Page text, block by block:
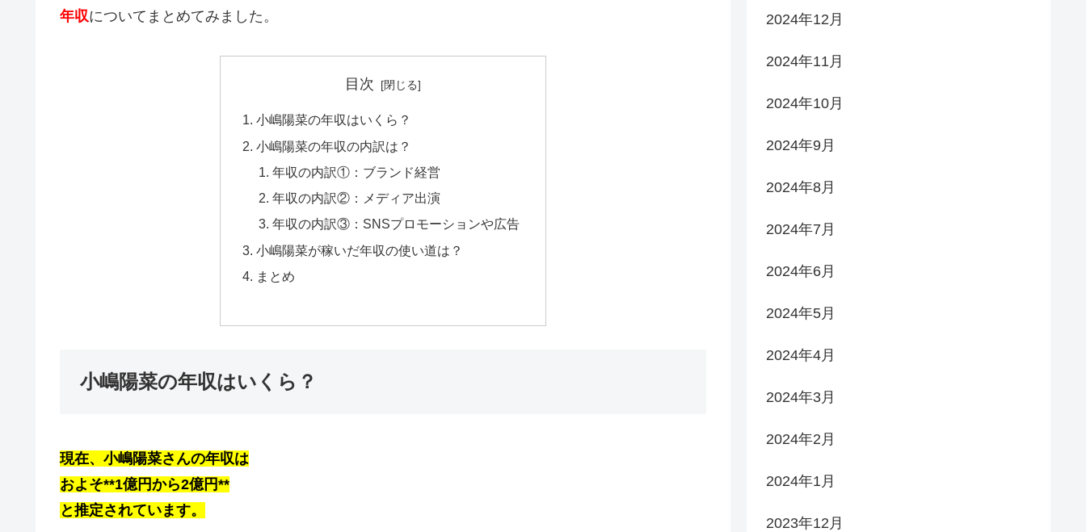
年収についてまとめてみました。
目次
小嶋陽菜の年収はいくら？
小嶋陽菜の年収の内訳は？
年収の内訳①：ブランド経営
年収の内訳②：メディア出演
年収の内訳③：SNSプロモーションや広告
小嶋陽菜が稼いだ年収の使い道は？
まとめ
小嶋陽菜の年収はいくら？
現在、小嶋陽菜さんの年収は
およそ**1億円から2億円**
と推定されています。
2024年12月
2024年11月
2024年10月
2024年9月
2024年8月
2024年7月
2024年6月
2024年5月
2024年4月
2024年3月
2024年2月
2024年1月
2023年12月